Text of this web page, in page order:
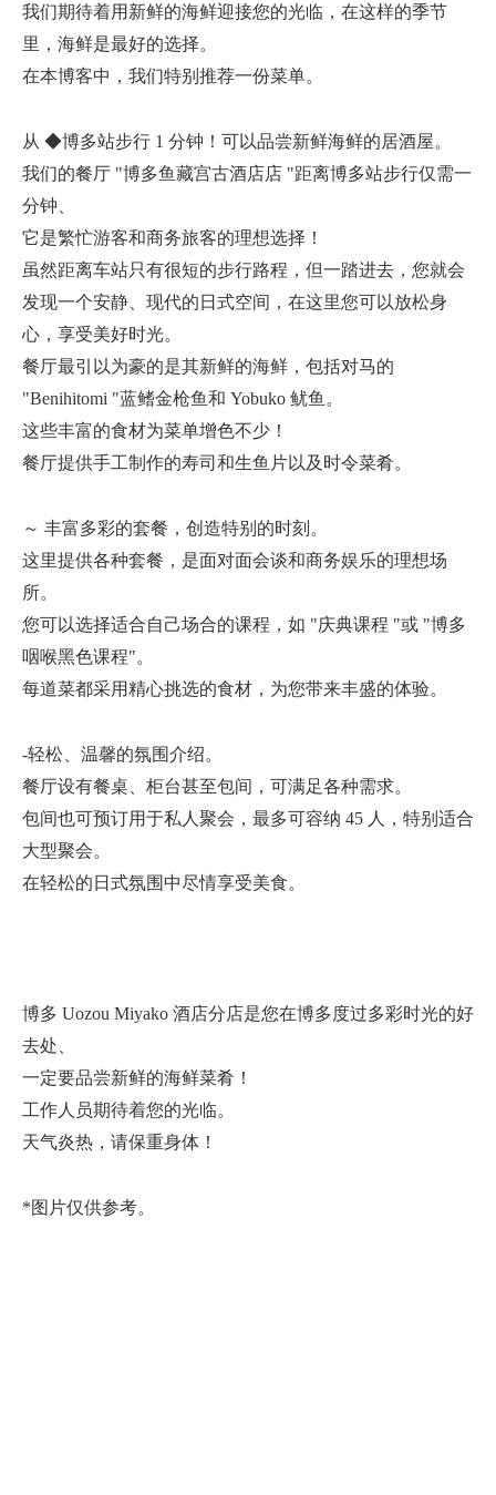
我们期待着用新鲜的海鲜迎接您的光临，在这样的季节
里，海鲜是最好的选择。
在本博客中，我们特别推荐一份菜单。
从 ◆博多站步行 1 分钟！可以品尝新鲜海鲜的居酒屋。
我们的餐厅 "博多鱼藏宫古酒店店 "距离博多站步行仅需一
分钟、
它是繁忙游客和商务旅客的理想选择！
虽然距离车站只有很短的步行路程，但一踏进去，您就会
发现一个安静、现代的日式空间，在这里您可以放松身
心，享受美好时光。
餐厅最引以为豪的是其新鲜的海鲜，包括对马的
"Benihitomi "蓝鳍金枪鱼和 Yobuko 鱿鱼。
这些丰富的食材为菜单增色不少！
餐厅提供手工制作的寿司和生鱼片以及时令菜肴。
～ 丰富多彩的套餐，创造特别的时刻。
这里提供各种套餐，是面对面会谈和商务娱乐的理想场
所。
您可以选择适合自己场合的课程，如 "庆典课程 "或 "博多
咽喉黑色课程"。
每道菜都采用精心挑选的食材，为您带来丰盛的体验。
-轻松、温馨的氛围介绍。
餐厅设有餐桌、柜台甚至包间，可满足各种需求。
包间也可预订用于私人聚会，最多可容纳 45 人，特别适合
大型聚会。
在轻松的日式氛围中尽情享受美食。
博多 Uozou Miyako 酒店分店是您在博多度过多彩时光的好
去处、
一定要品尝新鲜的海鲜菜肴！
工作人员期待着您的光临。
天气炎热，请保重身体！
*图片仅供参考。